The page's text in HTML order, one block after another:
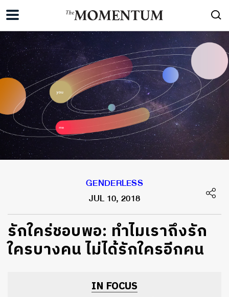
GENDERLESS
JUL 10, 2018
รักใคร่ชอบพอ: ทำไมเราถึงรัก
ใครบางคน ไม่ได้รักใครอีกคน
IN FOCUS